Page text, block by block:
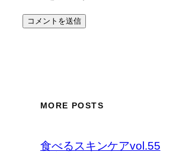
MORE POSTS
食べるスキンケアvol.55